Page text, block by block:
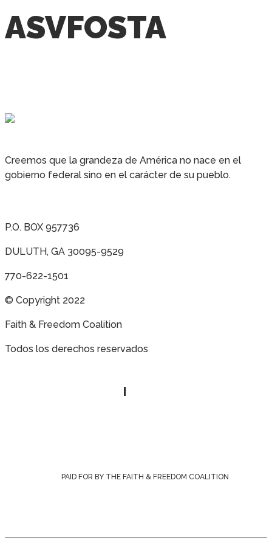
ASVFOSTA
Creemos que la grandeza de América no nace en el
gobierno federal sino en el carácter de su pueblo.
P.O. BOX 957736
DULUTH, GA 30095-9529
770-622-1501
© Copyright 2022
Faith & Freedom Coalition
Todos los derechos reservados
PAID FOR BY THE FAITH & FREEDOM COALITION